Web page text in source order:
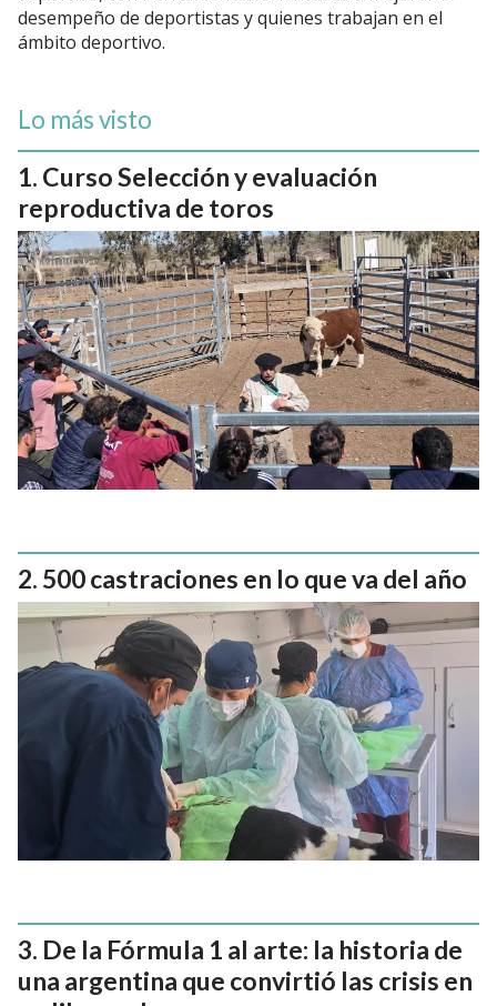
desempeño de deportistas y quienes trabajan en el
ámbito deportivo.
Lo más visto
Curso Selección y evaluación
reproductiva de toros
500 castraciones en lo que va del año
De la Fórmula 1 al arte: la historia de
una argentina que convirtió las crisis en